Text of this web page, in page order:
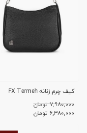
کیف چرم زنانه FX Termeh
۷,۹۸۰,۰۰۰ تومان
۶,۳۸۰,۰۰۰ تومان